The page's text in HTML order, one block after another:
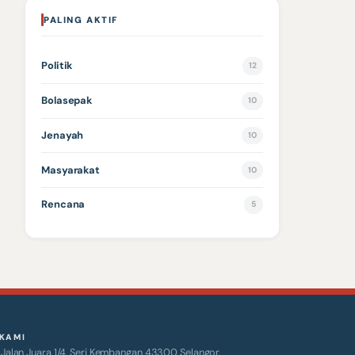
PALING AKTIF
Politik 12
Bolasepak 10
Jenayah 10
Masyarakat 10
Rencana 5
Juara 1/4, Seri Kembangan 43300 Selangor.